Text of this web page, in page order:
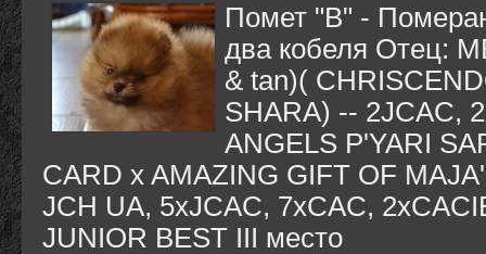
Помет "B" -
два кобеля Отец:
& tan)(
SHARA) -- 2JCAC,
ANGELS P'YARI
CARD x AMAZING GIFT OF
JCH UA, 5xJCAC, 7xCAC,
JUNIOR BEST III место